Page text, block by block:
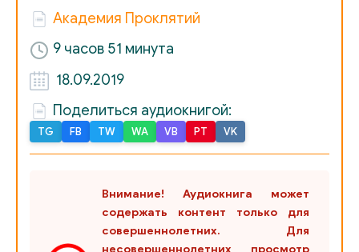
21_Akademija prokljatij_5
22_Akademija prokljatij_5
24_Akademija prokljatij_5
25_Akademija prokljatij_5
27_Akademija prokljatij_5
28_Akademija prokljatij_5
Академия Проклятий
9 часов 51 минута
18.09.2019
Поделиться аудиокнигой:
TG FB TW WA VB PT VK
Внимание! Аудиокнига может
содержать контент только для
совершеннолетних. Для
несовершеннолетних просмотр